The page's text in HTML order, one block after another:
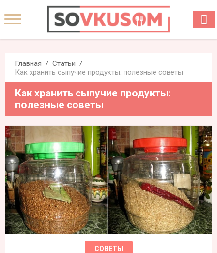
Главная
Статьи
Как хранить сыпучие продукты: полезные советы
Как хранить сыпучие продукты:
полезные советы
СОВЕТЫ